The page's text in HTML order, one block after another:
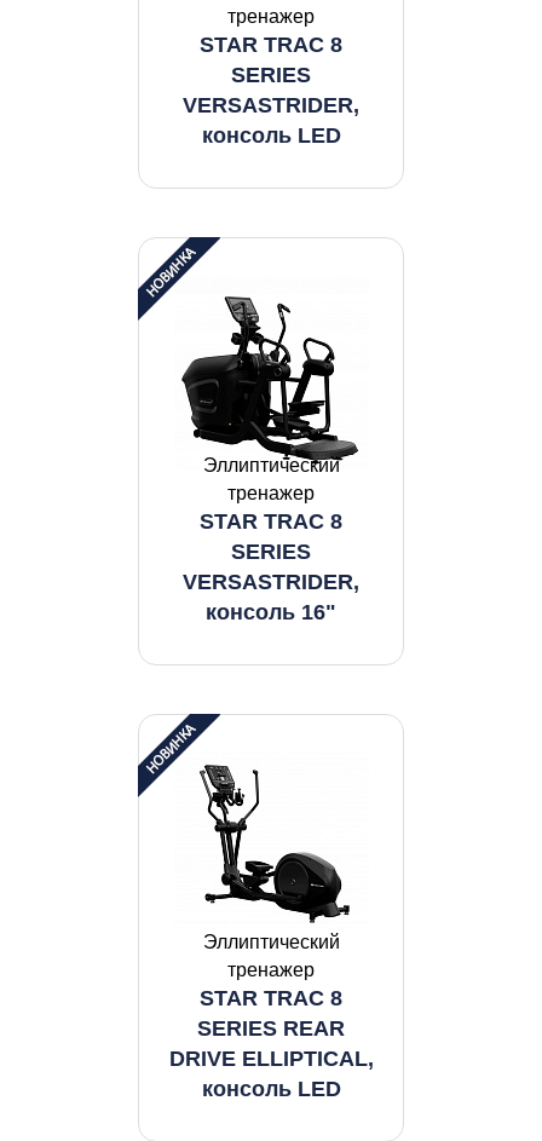
тренажер
STAR TRAC 8
SERIES
VERSASTRIDER,
консоль LED
Эллиптический
тренажер
STAR TRAC 8
SERIES
VERSASTRIDER,
консоль 16"
Эллиптический
тренажер
STAR TRAC 8
SERIES REAR
DRIVE ELLIPTICAL,
консоль LED